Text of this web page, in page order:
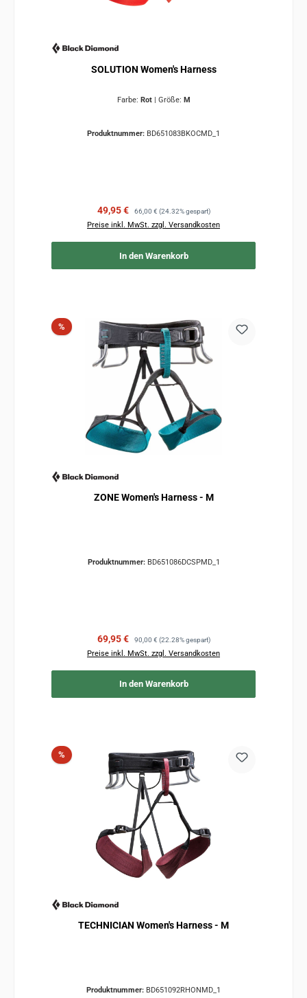
SOLUTION Women's Harness
Farbe: Rot | Größe: M
Produktnummer: BD651083BKOCMD_1
Verkaufspreis:
49,95 € Regulärer Preis:
66,00 € (24.32% gespart)
Preise inkl. MwSt. zzgl. Versandkosten
In den Warenkorb
%Rabatt
ZONE Women's Harness - M
Produktnummer: BD651086DCSPMD_1
Verkaufspreis:
69,95 € Regulärer Preis:
90,00 € (22.28% gespart)
Preise inkl. MwSt. zzgl. Versandkosten
In den Warenkorb
%Rabatt
TECHNICIAN Women's Harness - M
Produktnummer: BD651092RHONMD_1